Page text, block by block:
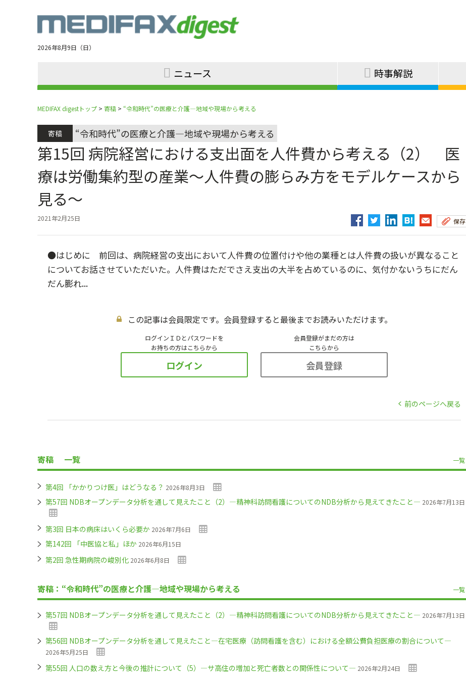
navigation
2026年8月9日（日）
ニュース 時事解説
MEDIFAX digestトップ > 寄稿 > “令和時代”の医療と介護―地域や現場から考える
寄稿 “令和時代”の医療と介護―地域や現場から考える
第15回 病院経営における支出面を人件費から考える（2） 医
療は労働集約型の産業～人件費の膨らみ方をモデルケースから
見る～
2021年2月25日 保存
●はじめに 前回は、病院経営の支出において人件費の位置付けや他の業種とは人件費の扱いが異なること
についてお話させていただいた。人件費はただでさえ支出の大半を占めているのに、気付かないうちにだん
だん膨れ...
この記事は会員限定です。会員登録すると最後までお読みいただけます。
ログインＩＤとパスワードを
お持ちの方はこちらから
ログイン
会員登録がまだの方は
こちらから
会員登録
前のページへ戻る
寄稿 一覧 一覧
第4回 「かかりつけ医」はどうなる？ 2026年8月3日
第57回 NDBオープンデータ分析を通して見えたこと（2）―精神科訪問看護についてのNDB分析から見えてきたこと― 2026年7月13日
第3回 日本の病床はいくら必要か 2026年7月6日
第142回 「中医協と私」ほか 2026年6月15日
第2回 急性期病院の峻別化 2026年6月8日
寄稿：“令和時代”の医療と介護―地域や現場から考える 一覧
第57回 NDBオープンデータ分析を通して見えたこと（2）―精神科訪問看護についてのNDB分析から見えてきたこと― 2026年7月13日
第56回 NDBオープンデータ分析を通して見えたこと―在宅医療（訪問看護を含む）における全額公費負担医療の割合について―
2026年5月25日
第55回 人口の数え方と今後の推計について（5）―サ高住の増加と死亡者数との関係性について― 2026年2月24日